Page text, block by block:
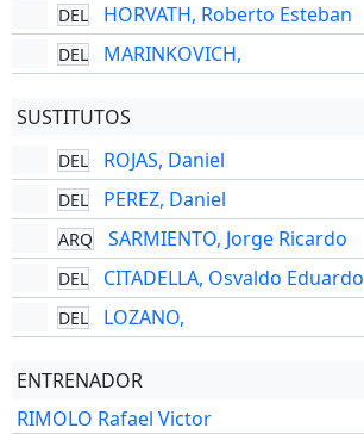
DEL HORVATH, Roberto Esteban
DEL MARINKOVICH,
SUSTITUTOS
DEL ROJAS, Daniel
DEL PEREZ, Daniel
ARQ SARMIENTO, Jorge Ricardo
DEL CITADELLA, Osvaldo Eduardo
DEL LOZANO,
ENTRENADOR
RIMOLO Rafael Victor